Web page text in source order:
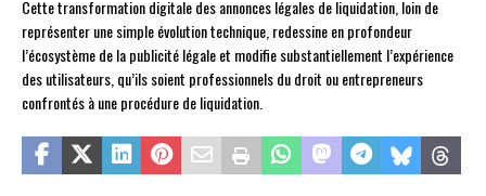
Cette transformation digitale des annonces légales de liquidation, loin de
représenter une simple évolution technique, redessine en profondeur
l’écosystème de la publicité légale et modifie substantiellement l’expérience
des utilisateurs, qu’ils soient professionnels du droit ou entrepreneurs
confrontés à une procédure de liquidation.